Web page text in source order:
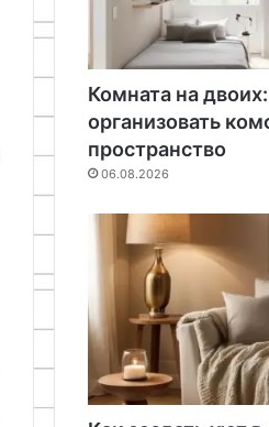
Комната на
организовать
пространство
06.08.2026